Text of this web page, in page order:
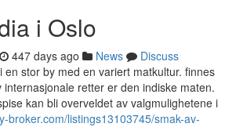
i Oslo
447 days ago News
Discuss
en stor by med en variert matkultur. finnes
retter er den indiske maten.
kan bli overveldet av valgmulighetene i
broker.com/listings13103745/smak-av-